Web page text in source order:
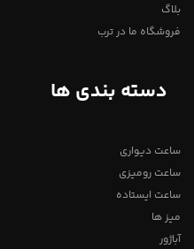
بلاگ
فروشگاه ما در ترب
دسته بندی ها
ساعت دیواری
ساعت رومیزی
ساعت ایستاده
میز ها
آباژور